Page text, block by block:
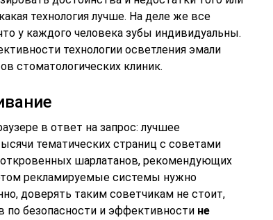
технология лучше. На деле же все
у каждого человека зубы индивидуальны.
технологии осветления эмали
стоматологических клиник.
в ответ на запрос: лучшее
тематических страниц с советами
шарлатанов, рекомендующих
рекламируемые системы нужно
доверять таким советчикам не стоит,
по безопасности и эффективности не